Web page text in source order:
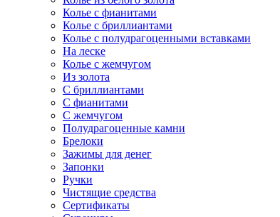
Колье с фианитами
Колье с бриллиантами
Колье с полудрагоценными вставками
На леске
Колье с жемчугом
Из золота
С бриллиантами
С фианитами
С жемчугом
Полудрагоценные камни
Брелоки
Зажимы для денег
Запонки
Ручки
Чистящие средства
Сертификаты